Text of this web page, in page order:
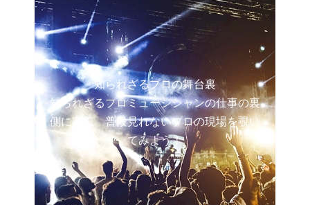
知られざるプロの舞台裏
知られざるプロミュージシャンの仕事の裏
側に密着。普段見れないプロの現場を覗い
てみよう！